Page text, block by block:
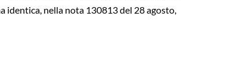
identica, nella nota 130813 del 28 agosto,